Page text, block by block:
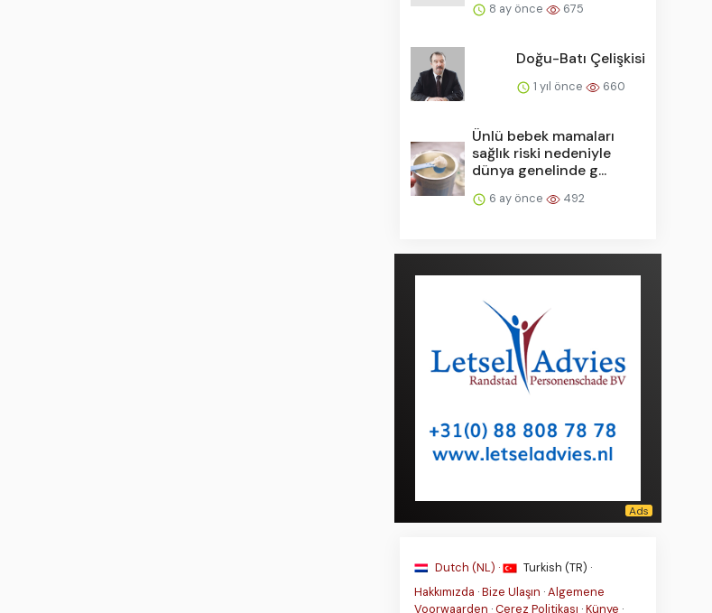
8 ay önce 675
Doğu-Batı Çelişkisi
1 yıl önce 660
Ünlü bebek mamaları
sağlık riski nedeniyle
dünya genelinde g...
6 ay önce 492
Dutch (NL) ·
Turkish (TR) ·
Hakkımızda ·Bize Ulaşın ·Algemene
Voorwaarden ·Çerez Politikası ·Künye ·